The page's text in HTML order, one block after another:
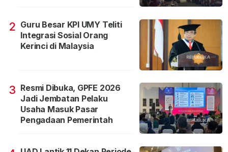
2 Guru Besar KPI UMY Teliti
Integrasi Sosial Orang
Kerinci di Malaysia
3 Resmi Dibuka, GPFE 2026
Jadi Jembatan Pelaku
Usaha Masuk Pasar
Pengadaan Pemerintah